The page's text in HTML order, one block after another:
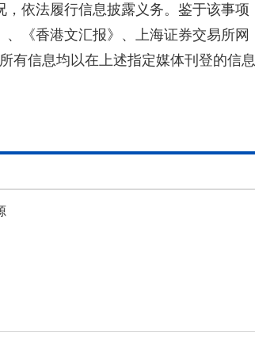
，依法履行信息披露义务。鉴于该事项
《香港文汇报》、上海证券交易所网
有信息均以在上述指定媒体刊登的信息